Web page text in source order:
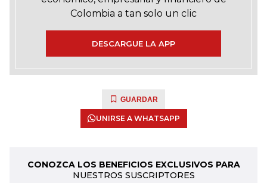
Colombia a tan solo un clic
DESCARGUE LA APP
GUARDAR
UNIRSE A WHATSAPP
CONOZCA LOS BENEFICIOS EXCLUSIVOS PARA
NUESTROS SUSCRIPTORES